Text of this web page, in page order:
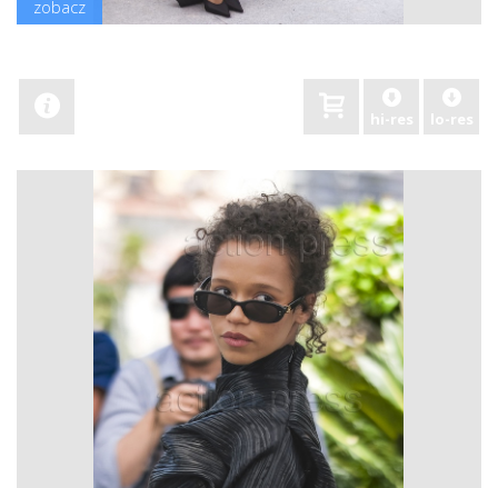
zobacz
hi-res lo-res